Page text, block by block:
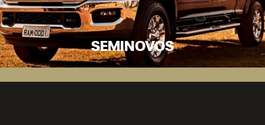
SEMINOVOS